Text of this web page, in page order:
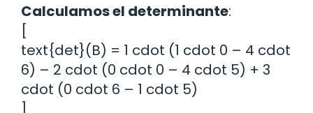
Calculamos el determinante:
[
text{det}(B) = 1 cdot (1 cdot 0 – 4 cdot
6) – 2 cdot (0 cdot 0 – 4 cdot 5) + 3
cdot (0 cdot 6 – 1 cdot 5)
]